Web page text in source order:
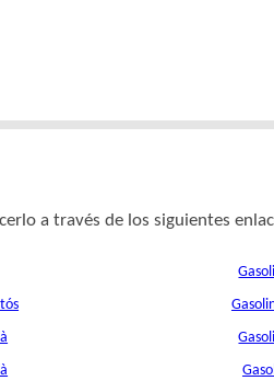
a través de los siguientes